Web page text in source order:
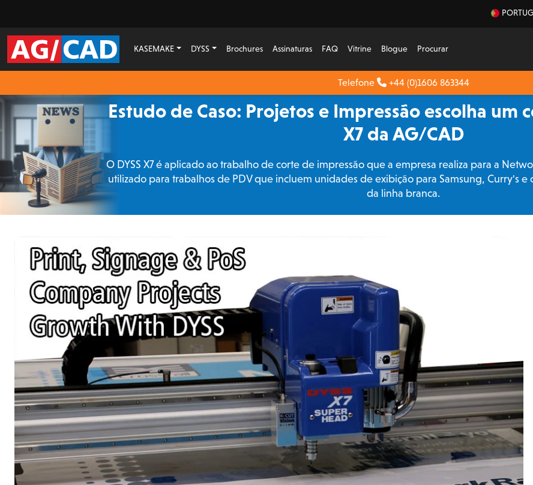
KASEMAKE DYSS Brochures Assinaturas FAQ Vitrine Blogue Procurar
Telefone +44 (0)1606 863344
Estudo de Caso: Projetos e Impressão escolha um
X7 da AG/CAD
O DYSS X7 é aplicado ao trabalho de corte de impressão que a empresa realiza para a
utilizado para trabalhos de PDV que incluem unidades de exibição para Samsung, Curry's
da linha branca.